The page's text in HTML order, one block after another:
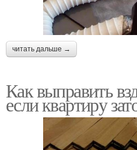
читать дальше →
Как выправить
если квартиру